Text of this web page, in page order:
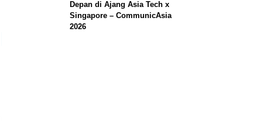
Depan di Ajang Asia Tech x
Singapore – CommunicAsia
2026